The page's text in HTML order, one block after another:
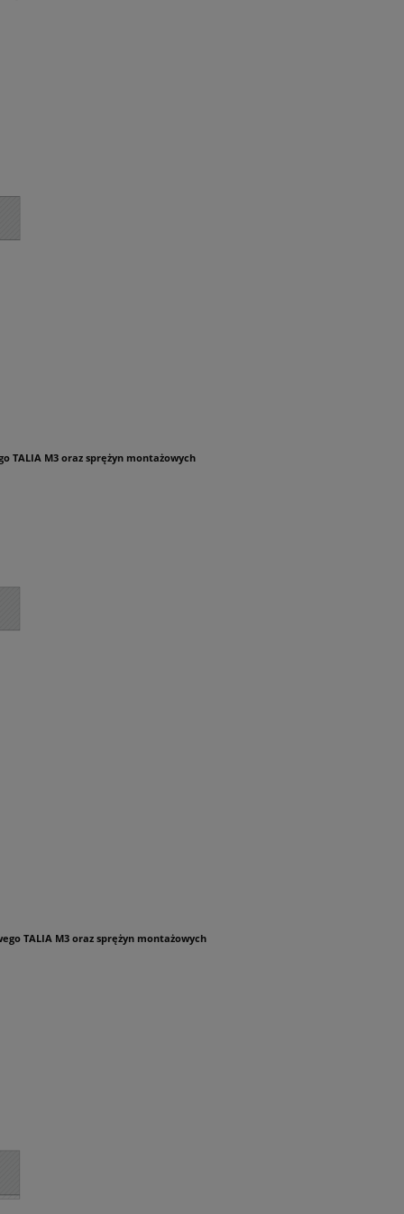
TALIA M3 oraz sprężyn montażowych
TALIA M3 oraz sprężyn montażowych